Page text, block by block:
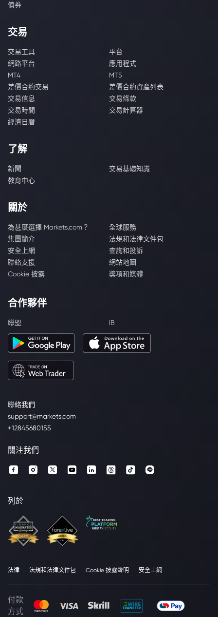
聯絡我們
support@markets.com
+12845680155
債券
交易
交易工具
平台
網路平台
應用程式
MT4
MT5
差價合約交易
差價合約資產列表
交易信息
交易條款
交易時間
交易計算器
經濟日曆
了解
新聞
交易基礎知識
教育中心
關於
為甚麼選擇 Markets.com？
全球服務
集團簡介
法規和法律文件包
安全上網
查詢和投訴
聯絡支援
網站地圖
Cookie 披露
獎項和媒體
合作夥伴
聯盟 IB
關注我們
列於
法律 法規和法律文件包 Cookie 披露聲明 安全上網
付款
方式